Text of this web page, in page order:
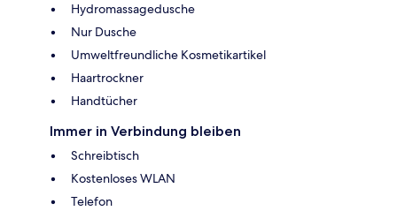
Hydromassagedusche
Nur Dusche
Umweltfreundliche Kosmetikartikel
Haartrockner
Handtücher
Immer in Verbindung bleiben
Schreibtisch
Kostenloses WLAN
Telefon